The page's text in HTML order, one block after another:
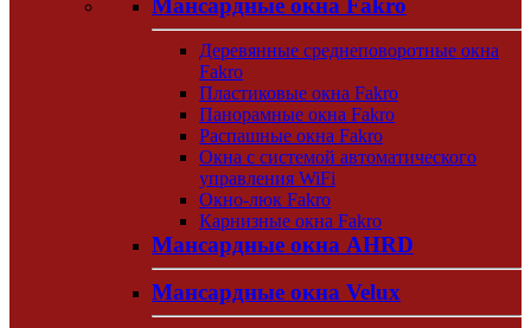
Мансардные окна Fakro
Деревянные среднеповоротные окна
Fakro
Пластиковые окна Fakro
Панорамные окна Fakro
Распашные окна Fakro
Окна с системой автоматического
управления WiFi
Окно-люк Fakro
Карнизные окна Fakro
Мансардные окна AHRD
Мансардные окна Velux